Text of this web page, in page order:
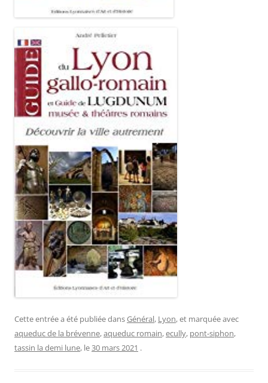
Cette entrée a été publiée dansGénéral, Lyon, et marquée avec
aqueduc de la brévenne,aqueduc romain,ecully, pont-siphon,
tassin la demi lune, le30 mars 2021 .